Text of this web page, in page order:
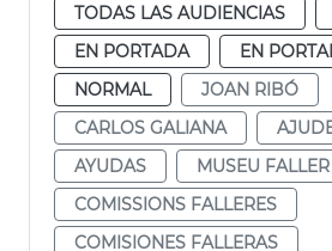
TODAS LAS AUDIENCIAS
EN PORTADA
EN
NORMAL
JOAN RIBÓ
CARLOS GALIANA
AYUDAS
MUSEU FALLER
COMISSIONS FALLERES
COMISIONES FALLERAS